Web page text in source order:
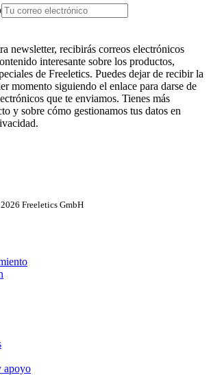
newsletter, recibirás correos electrónicos
interesante sobre los productos,
de Freeletics. Puedes dejar de recibir la
momento siguiendo el enlace para darse de
que te enviamos. Tienes más
y sobre cómo gestionamos tus datos en
Freeletics GmbH
apoyo